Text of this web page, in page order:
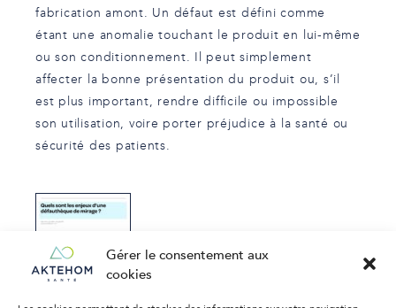
Gérer le consentement aux
cookies
fabrication amont. Un défaut est défini comme
étant une anomalie touchant le produit en lui-même
ou son conditionnement. Il peut simplement
affecter la bonne présentation du produit ou, s’il
est plus important, rendre difficile ou impossible
son utilisation, voire porter préjudice à la santé ou
sécurité des patients.
Télécharger